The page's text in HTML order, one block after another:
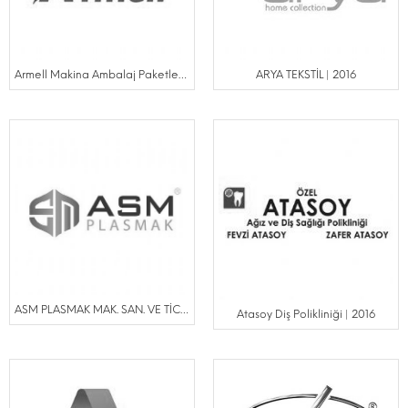
Armell Makina Ambalaj Paketleme | 2016 ARYA TEKSTİL | 2016
Atasoy Diş Polikliniği | 2016